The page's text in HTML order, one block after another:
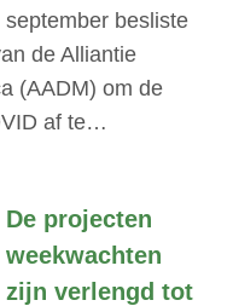
september besliste
de Alliantie
(AADM) om de
af te…
De projecten
weekwachten
zijn verlengd tot